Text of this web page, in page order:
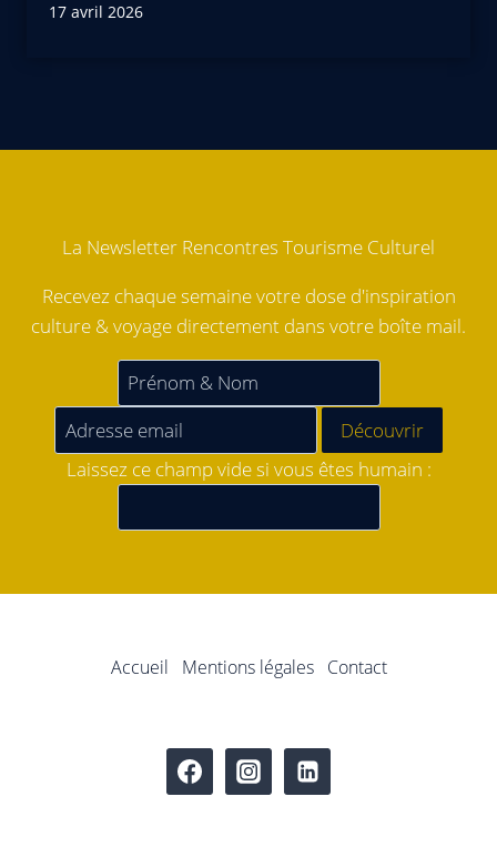
17 avril 2026
La Newsletter Rencontres Tourisme Culturel
Recevez chaque semaine votre dose d'inspiration
culture & voyage directement dans votre boîte mail.
Laissez ce champ vide si vous êtes humain :
Accueil Mentions légales Contact